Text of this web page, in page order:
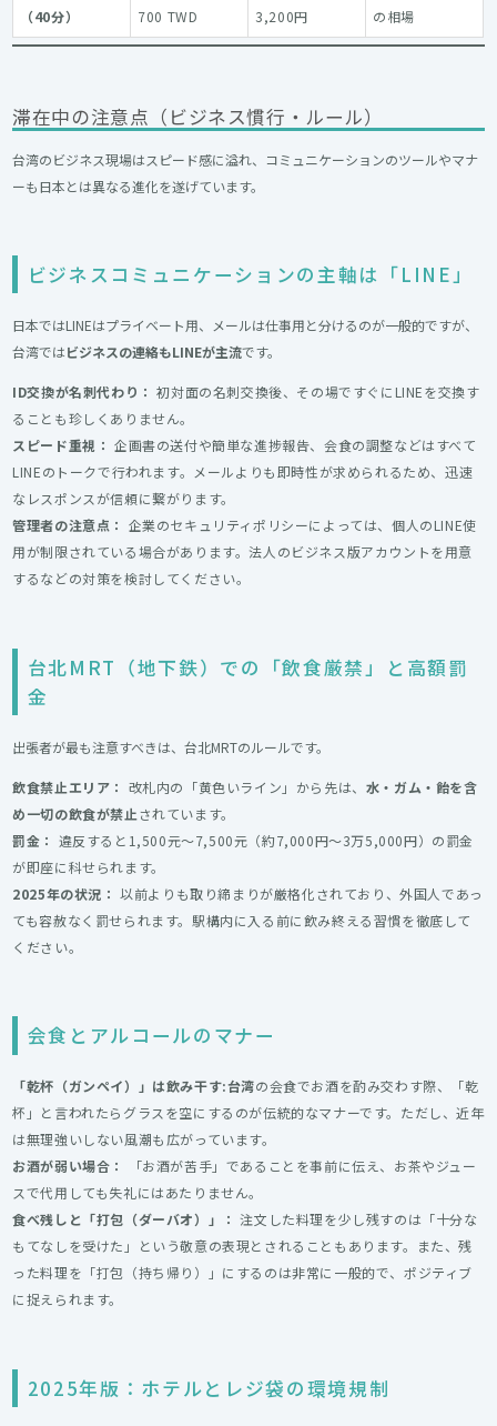
（40分）
700 TWD
3,200円
の相場
滞在中の注意点（ビジネス慣行・ルール）
台湾のビジネス現場はスピード感に溢れ、コミュニケーションのツールやマナ
ーも日本とは異なる進化を遂げています。
ビジネスコミュニケーションの主軸は「LINE」
日本ではLINEはプライベート用、メールは仕事用と分けるのが一般的ですが、
台湾ではビジネスの連絡もLINEが主流です。
ID交換が名刺代わり： 初対面の名刺交換後、その場ですぐにLINEを交換す
ることも珍しくありません。
スピード重視： 企画書の送付や簡単な進捗報告、会食の調整などはすべて
LINEのトークで行われます。メールよりも即時性が求められるため、迅速
なレスポンスが信頼に繋がります。
管理者の注意点： 企業のセキュリティポリシーによっては、個人のLINE使
用が制限されている場合があります。法人のビジネス版アカウントを用意
するなどの対策を検討してください。
台北MRT（地下鉄）での「飲食厳禁」と高額罰
金
出張者が最も注意すべきは、台北MRTのルールです。
飲食禁止エリア： 改札内の「黄色いライン」から先は、 水・ガム・飴を含
め一切の飲食が禁止されています。
罰金： 違反すると1,500元〜7,500元（約7,000円〜3万5,000円）の罰金
が即座に科せられます。
2025年の状況： 以前よりも取り締まりが厳格化されており、外国人であっ
ても容赦なく罰せられます。駅構内に入る前に飲み終える習慣を徹底して
ください。
会食とアルコールのマナー
「乾杯（ガンペイ）」は飲み干す:台湾の会食でお酒を酌み交わす際、「乾
杯」と言われたらグラスを空にするのが伝統的なマナーです。ただし、近年
は無理強いしない風潮も広がっています。
お酒が弱い場合：
「お酒が苦手」であることを事前に伝え、お茶やジュー
スで代用しても失礼にはあたりません。
食べ残しと「打包（ダーバオ）」： 注文した料理を少し残すのは「十分な
もてなしを受けた」という敬意の表現とされることもあります。また、残
った料理を「打包（持ち帰り）」にするのは非常に一般的で、ポジティブ
に捉えられます。
2025年版：ホテルとレジ袋の環境規制